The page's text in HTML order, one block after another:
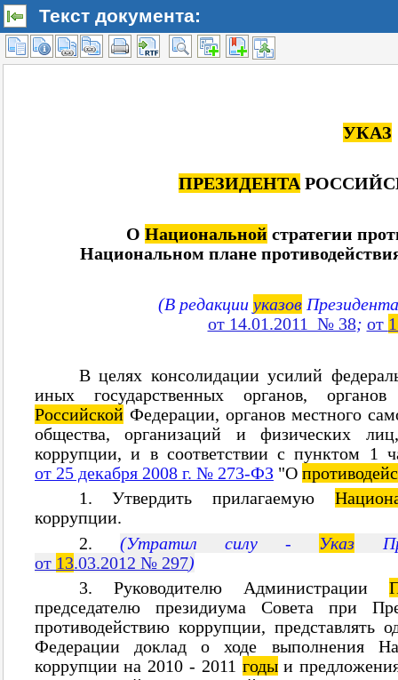
Текст документа: